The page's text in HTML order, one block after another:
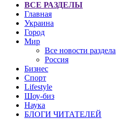
ВСЕ РАЗДЕЛЫ
Главная
Украина
Город
Мир
Все новости раздела
Россия
Бизнес
Спорт
Lifestyle
Шоу-биз
Наука
БЛОГИ ЧИТАТЕЛЕЙ